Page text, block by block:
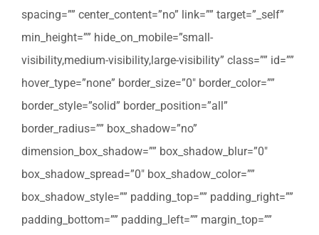
spacing=”” center_content=”no” link=”” target=”_self”
min_height=”” hide_on_mobile=”small-
visibility,medium-visibility,large-visibility” class=”” id=””
hover_type=”none” border_size=”0″ border_color=””
border_style=”solid” border_position=”all”
border_radius=”” box_shadow=”no”
dimension_box_shadow=”” box_shadow_blur=”0″
box_shadow_spread=”0″ box_shadow_color=””
box_shadow_style=”” padding_top=”” padding_right=””
padding_bottom=”” padding_left=”” margin_top=””